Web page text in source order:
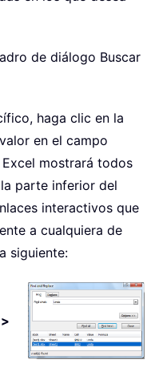
de diálogo Buscar
haga clic en la
en el campo
Excel mostrará todos
parte inferior del
interactivos que
a cualquiera de
siguiente: